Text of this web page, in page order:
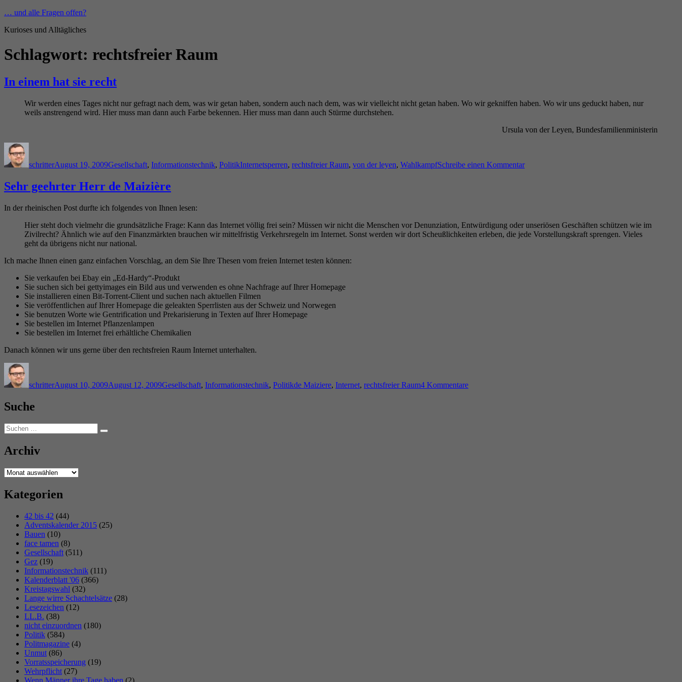
Zum
springen
… und alle Fragen offen?
Kurioses und Alltägliches
Schlagwort: rechtsfreier Raum
In einem hat sie recht
Wir werden eines Tages nicht nur gefragt nach dem, was wir getan haben, sondern auch nach dem, was wir vielleicht nicht getan haben. Wo wir gekniffen haben. Wo wir uns geduckt haben, nur
weils anstrengend wird. Hier muss man dann auch Farbe bekennen. Hier muss man dann auch Stürme durchstehen.
Ursula von der Leyen, Bundesfamilienministerin
schritterAugust 19, 2009Gesellschaft, Informationstechnik, PolitikInternetsperren, rechtsfreier Raum, von der leyen, WahlkampfSchreibe einen Kommentareinem
Sehr geehrter Herr de Maizière
In der rheinischen Post durfte ich folgendes von Ihnen lesen:
Hier steht doch vielmehr die grundsätzliche Frage: Kann das Internet völlig frei sein? Müssen wir nicht die Menschen vor Denunziation, Entwürdigung oder unseriösen Geschäften schützen wie im
Zivilrecht? Ähnlich wie auf den Finanzmärkten brauchen wir mittelfristig Verkehrsregeln im Internet. Sonst werden wir dort Scheußlichkeiten erleben, die jede Vorstellungskraft sprengen. Vieles
geht da übrigens nicht nur national.
Ich mache Ihnen einen ganz einfachen Vorschlag, an dem Sie Ihre Thesen vom freien Internet testen können:
Sie verkaufen bei Ebay ein „Ed-Hardy“-Produkt
Sie suchen sich bei gettyimages ein Bild aus und verwenden es ohne Nachfrage auf Ihrer Homepage
Sie installieren einen Bit-Torrent-Client und suchen nach aktuellen Filmen
Sie veröffentlichen auf Ihrer Homepage die geleakten Sperrlisten aus der Schweiz und Norwegen
Sie benutzen Worte wie Gentrification und Prekarisierung in Texten auf Ihrer Homepage
Sie bestellen im Internet Pflanzenlampen
Sie bestellen im Internet frei erhältliche Chemikalien
Danach können wir uns gerne über den rechtsfreien Raum Internet unterhalten.
schritterAugust 10, 2009August 12, 2009Gesellschaft, Informationstechnik, Politikde Maiziere, Internet, rechtsfreier Raum4 Kommentaregeehrter
Suche
Suchen
nach:
Suchen
Archiv
Archiv
Kategorien
42 bis 42 (44)
Adventskalender 2015 (25)
Bauen (10)
face tamen (8)
Gesellschaft (511)
Gez (19)
Informationstechnik (111)
Kalenderblatt '06 (366)
Kreistagswahl (32)
Lange wirre Schachtelsätze (28)
Lesezeichen (12)
LL.B. (38)
nicht einzuordnen (180)
Politik (584)
Politmagazine (4)
Unmut (86)
Vorratsspeicherung (19)
Wehrpflicht (27)
Wenn Männer ihre Tage haben (2)